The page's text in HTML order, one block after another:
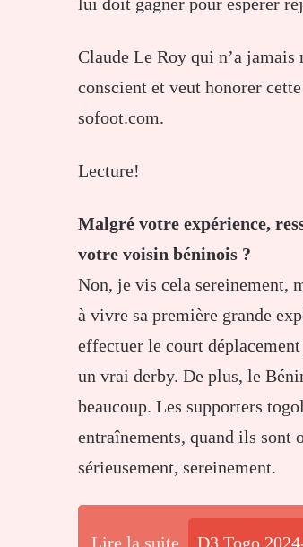
lui doit gagner pour espérer
Claude Le Roy qui n’a jamais
conscient et veut honorer
sofoot.com.
Lecture!
Malgré votre expérience,
votre voisin béninois ?
Non, je vis cela sereinement,
à vivre sa première grande
effectuer le court
un vrai derby. De plus, le
beaucoup. Les supporters
entraînements, quand ils sont
sérieusement, sereinement.
Lire la suite D3 Togo